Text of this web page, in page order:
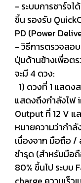
- ระบบการชาร์จ
ขึ้น รองรับ
PD (Power
- วิธีการตรวจสอ
ปุ่มด้านข้างเพื่อต
จะมี 4 ดวง:
1) ดวงที่ 1 แสดง
แสดงถึงกำลังไฟ
Output ที่ 12 V แ
หมายความว่ากำ
เนื่องจาก มือถือ /
ชำรุด (สำหรับมือ
80% ขึ้นไป ระบบ